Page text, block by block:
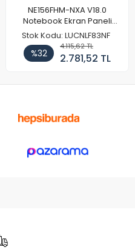
NE156FHM-NXA V18.0
Notebook Ekran Paneli
144Hz
Stok Kodu: LUCNLF83NF
%32
4.115,62 TL
2.781,52 TL